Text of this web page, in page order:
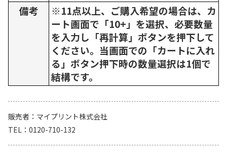
備考
※11点以上、ご購入希望の場合は、カ
ート画面で「10+」を選択、必要数量
を入力し「再計算」ボタンを押下して
ください。当画面での「カートに入れ
る」ボタン押下時の数量選択は1個で
結構です。
販売者
マイプリント株式会社
TEL
0120-710-132